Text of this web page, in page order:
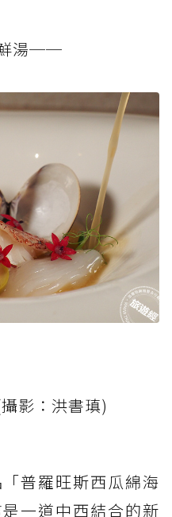
鮮湯──
影：洪書瑱)
普羅旺斯西瓜綿海
一道中西結合的新